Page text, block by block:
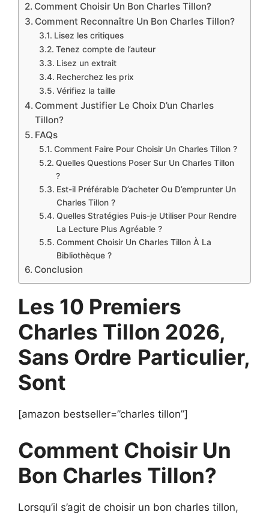
Comment Choisir Un Bon Charles Tillon?
Comment Reconnaître Un Bon Charles Tillon?
Lisez les critiques
Tenez compte de l’auteur
Lisez un extrait
Recherchez les prix
Vérifiez la taille
Comment Justifier Le Choix D’un Charles
Tillon?
FAQs
Comment Faire Pour Choisir Un Charles Tillon ?
Quelles Questions Poser Sur Un Charles Tillon
?
Est-il Préférable D’acheter Ou D’emprunter Un
Charles Tillon ?
Quelles Stratégies Puis-je Utiliser Pour Rendre
La Lecture Plus Agréable ?
Comment Choisir Un Charles Tillon À La
Bibliothèque ?
Conclusion
Les 10 Premiers
Charles Tillon 2026,
Sans Ordre Particulier,
Sont
[amazon bestseller=”charles tillon”]
Comment Choisir Un
Bon Charles Tillon?
Lorsqu’il s’agit de choisir un bon charles tillon,